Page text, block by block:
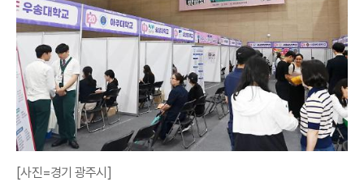
[사진=경기 광주시]